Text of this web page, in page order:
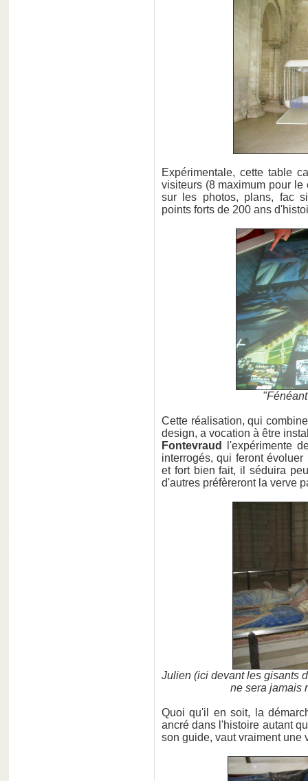
Expérimentale, cette table
visiteurs (8 maximum pour le
sur les photos, plans, fac
points forts de 200 ans
Cette réalisation, qui
design, a vocation à être
Fontevraud
l'expérimente
interrogés, qui feront
et fort bien fait, il séduira
d'autres préfèreront la verve
Julien (ici devant les gisants
ne sera jamais
Quoi qu'il en soit, la
ancré dans l'histoire autant
son guide, vaut vraiment une